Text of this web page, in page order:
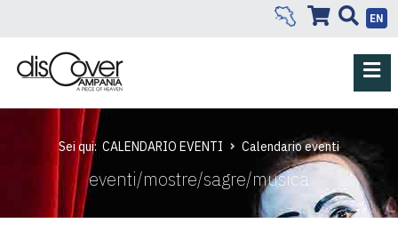
EN
Sei qui: CALENDARIO EVENTI Calendario eventi
eventi/mostre/sagre/musica